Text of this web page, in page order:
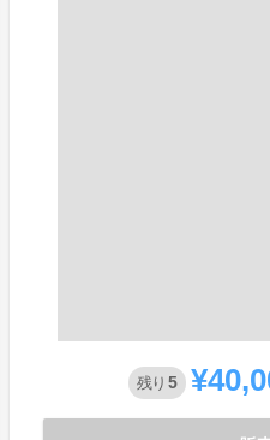
残り 5